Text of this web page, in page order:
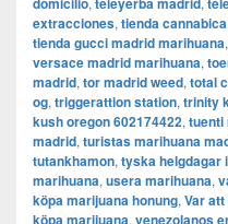
extracciones, tienda
tienda gucci madrid marihuana,
versace madrid marihuana,
madrid, tor madrid weed, total
og, triggerattion station, trinity
kush oregon 602174422, tuenti
madrid, turistas marihuana
tutankhamon, tyska helgdagar
marihuana, usera marihuana,
köpa marijuana honung, Var
köpa marijuana, venezolanos